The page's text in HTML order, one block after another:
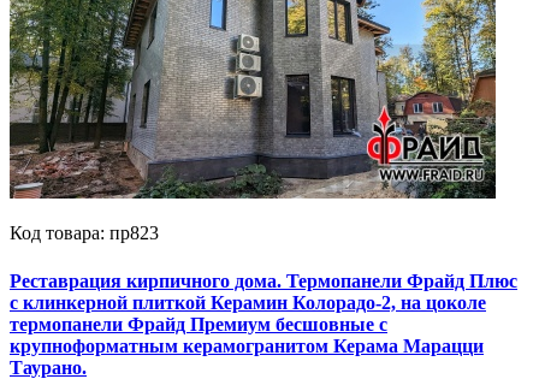
Код товара: пр823
Реставрация кирпичного дома. Термопанели Фрайд Плюс
с клинкерной плиткой Керамин Колорадо-2, на цоколе
термопанели Фрайд Премиум бесшовные с
крупноформатным керамогранитом Керама Марацци
Таурано.